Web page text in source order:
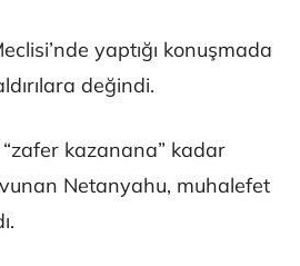
yaptığı konuşmada
değindi.
“zafer kazanana” kadar
Netanyahu, muhalefet